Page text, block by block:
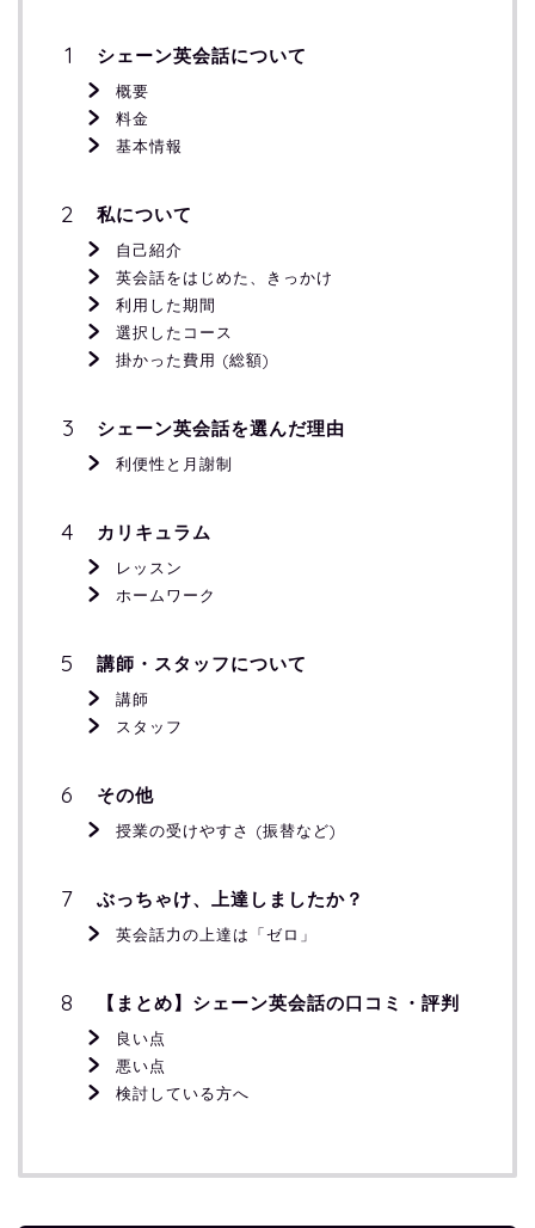
シェーン英会話について
概要
料金
基本情報
私について
自己紹介
英会話をはじめた、きっかけ
利用した期間
選択したコース
掛かった費用 (総額)
シェーン英会話を選んだ理由
利便性と月謝制
カリキュラム
レッスン
ホームワーク
講師・スタッフについて
講師
スタッフ
その他
授業の受けやすさ (振替など)
ぶっちゃけ、上達しましたか？
英会話力の上達は「ゼロ」
【まとめ】シェーン英会話の口コミ・評判
良い点
悪い点
検討している方へ